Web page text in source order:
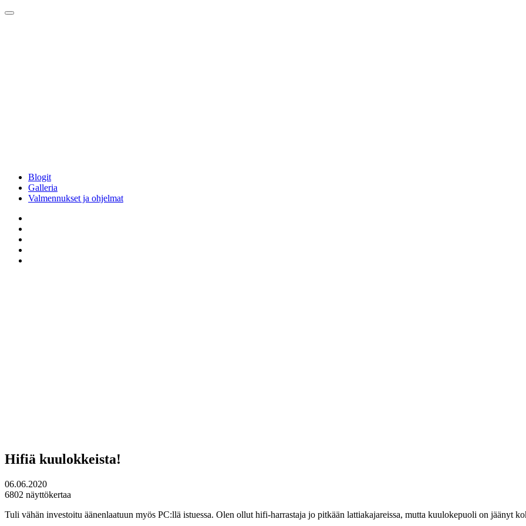
Blogit
Galleria
Valmennukset ja ohjelmat
Hifiä kuulokkeista!
06.06.2020
6802 näyttökertaa
Tuli vähän investoitu äänenlaatuun myös PC:llä istuessa. Olen ollut hifi-harrastaja jo pitkään lattiakajareissa, mutta kuulokepuoli on jäänyt